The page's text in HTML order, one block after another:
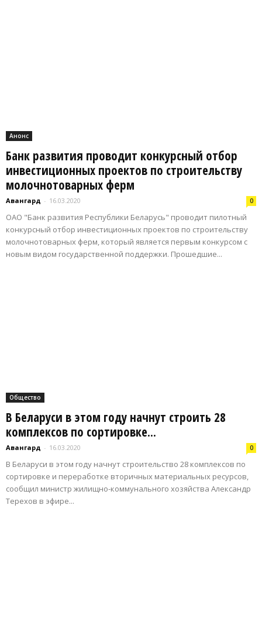
Анонс
Банк развития проводит конкурсный отбор
инвестиционных проектов по строительству
молочнотоварных ферм
Авангард - 16.03.2020 0
ОАО "Банк развития Республики Беларусь" проводит пилотный
конкурсный отбор инвестиционных проектов по строительству
молочнотоварных ферм, который является первым конкурсом с
новым видом государственной поддержки. Прошедшие...
Общество
В Беларуси в этом году начнут строить 28
комплексов по сортировке...
Авангард - 16.03.2020 0
В Беларуси в этом году начнут строительство 28 комплексов по
сортировке и переработке вторичных материальных ресурсов,
сообщил министр жилищно-коммунального хозяйства Александр
Терехов в эфире...